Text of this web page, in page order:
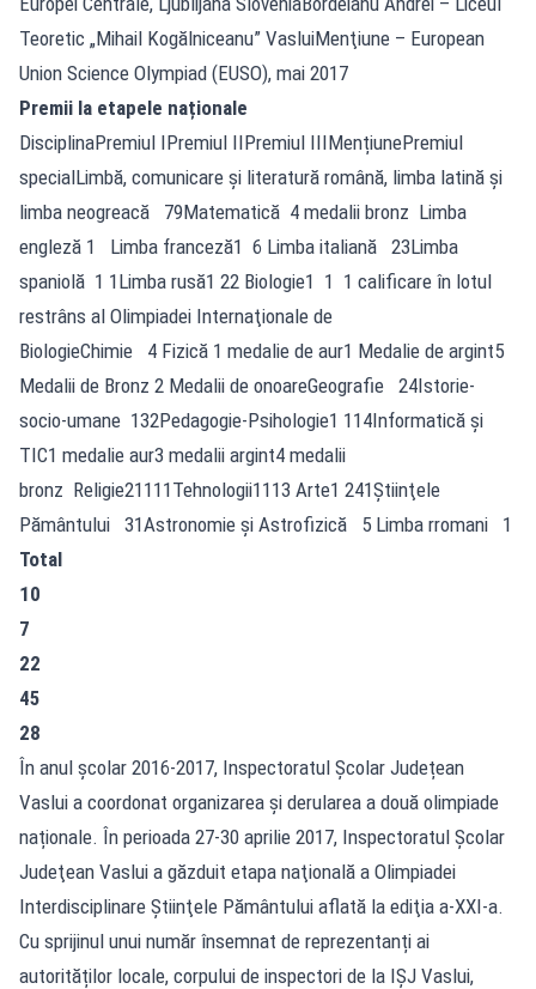
Teoretic „Mihail Kogălniceanu” VasluiMenţiune – European
Union Science Olympiad (EUSO), mai 2017
Premii la etapele naționale
DisciplinaPremiul IPremiul IIPremiul IIIMențiunePremiul
specialLimbă, comunicare şi literatură română, limba latină și
limba neogreacă 79Matematică 4 medalii bronz Limba
engleză 1 Limba franceză1 6 Limba italiană 23Limba
spaniolă 1 1Limba rusă1 22 Biologie1 1 1 calificare în lotul
restrâns al Olimpiadei Internaţionale de
BiologieChimie 4 Fizică 1 medalie de aur1 Medalie de argint5
Medalii de Bronz 2 Medalii de onoareGeografie 24Istorie-
socio-umane 132Pedagogie-Psihologie1 114Informatică şi
TIC1 medalie aur3 medalii argint4 medalii
bronz Religie21111Tehnologii1113 Arte1 241Ştiinţele
Pământului 31Astronomie şi Astrofizică 5 Limba rromani 1
Total
10
7
22
45
28
În anul şcolar 2016-2017, Inspectoratul Școlar Județean
Vaslui a coordonat organizarea și derularea a două olimpiade
naționale. În perioada 27-30 aprilie 2017, Inspectoratul Şcolar
Judeţean Vaslui a găzduit etapa naţională a Olimpiadei
Interdisciplinare Ştiinţele Pământului aflată la ediţia a-XXI-a.
Cu sprijinul unui număr însemnat de reprezentanți ai
autorităților locale, corpului de inspectori de la IŞJ Vaslui,